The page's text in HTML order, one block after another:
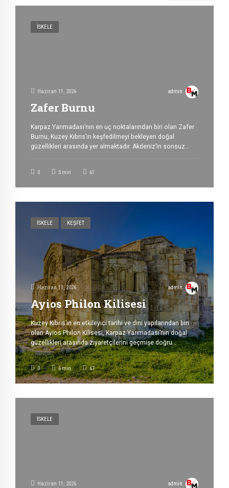
İSKELE
Haziran 11, 2026 admin
Zafer Burnu
Karpaz Yarımadası’nın en uç noktalarından biri olan Zafer
Burnu, Kuzey Kıbrıs’ın keşfedilmeyi bekleyen doğal
güzellikleri arasında yer almaktadır. Akdeniz’in sonsuz
aynı zamanda adanın en etkileyici manzaralarından birine
0 5 min 61
İSKELE KEŞFET
Haziran 11, 2026 admin
Ayios Philon Kilisesi
Kuzey Kıbrıs’ın en etkileyici tarihi ve dini yapılarından biri
olan Ayios Philon Kilisesi, Karpaz Yarımadası’nın doğal
güzellikleri arasında ziyaretçilerini geçmişe doğru
büyüleyici bir yolculuğa çıkarıyor. Dipkarpaz yakınlarında,
deniz kıyısında yer alan bu tarihi yapı, hem erken
Hristiyanlık dönemine ışık tutması hem de eşsiz
konumuyla bölgenin en önemli kültürel mirasları arasında
0 6min 67
İSKELE
Haziran 11, 2026 admin